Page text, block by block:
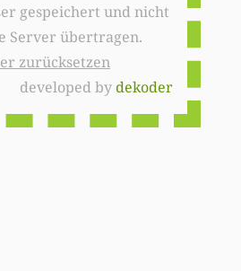
gespeichert und nicht
Server übertragen.
zurücksetzen
developed bydekoder